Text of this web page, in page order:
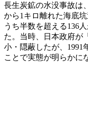
長生炭鉱の水没事故は
から1キロ離れた海底
うち半数を超える136
た。当時、日本政府が
小・隠蔽したが、1991
ことで実態が明らかに